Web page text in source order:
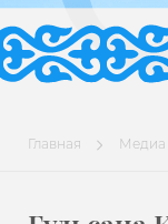
Главная Медиа